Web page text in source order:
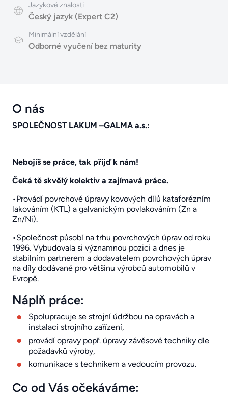
Jazykové znalosti
Český jazyk (Expert C2)
Minimální vzdělání
Odborné vyučení bez maturity
O nás
SPOLEČNOST LAKUM –GALMA a.s.:
Nebojíš se práce, tak přijď k nám!
Čeká tě skvělý kolektiv a zajímavá práce.
•Provádí povrchové úpravy kovových dílů kataforézním
lakováním (KTL) a galvanickým povlakováním (Zn a
Zn/Ni).
•Společnost působí na trhu povrchových úprav od roku
1996. Vybudovala si významnou pozici a dnes je
stabilním partnerem a dodavatelem povrchových úprav
na díly dodávané pro většinu výrobců automobilů v
Evropě.
Náplň práce:
Spolupracuje se strojní údržbou na opravách a
instalaci strojního zařízení,
provádí opravy popř. úpravy závěsové techniky dle
požadavků výroby,
komunikace s technikem a vedoucím provozu.
Co od Vás očekáváme: